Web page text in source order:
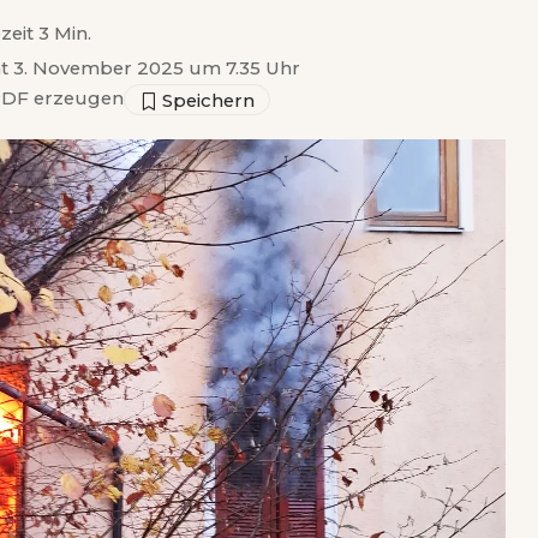
3. November 2025 um 7.35 Uhr
erzeugen
3 Min.